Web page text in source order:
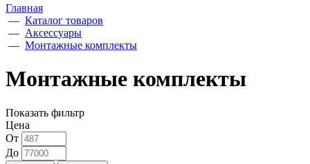
Главная
— Каталог товаров
— Аксессуары
— Монтажные комплекты
Монтажные комплекты
Показать фильтр
Цена
От
До